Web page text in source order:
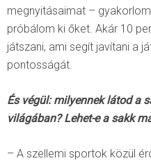
megnyitásaimat –
próbálom ki őket. Akár 10
játszani, ami segít javítani a
pontosságát.
És végül: milyennek látod a
világában? Lehet-e a sakk
– A szellemi sportok közül